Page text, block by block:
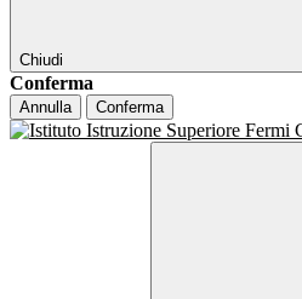
Chiudi
Conferma
Annulla Conferma